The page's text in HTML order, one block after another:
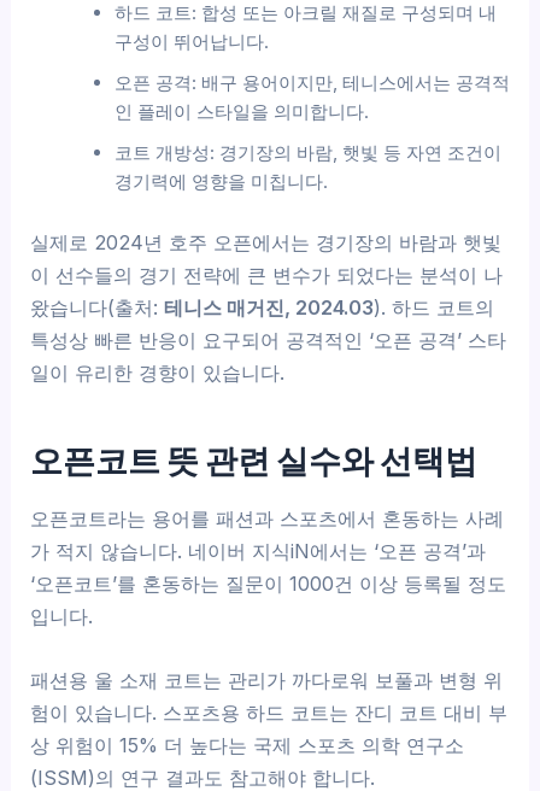
하드 코트: 합성 또는 아크릴 재질로 구성되며 내
구성이 뛰어납니다.
오픈 공격: 배구 용어이지만, 테니스에서는 공격적
인 플레이 스타일을 의미합니다.
코트 개방성: 경기장의 바람, 햇빛 등 자연 조건이
경기력에 영향을 미칩니다.
실제로 2024년 호주 오픈에서는 경기장의 바람과 햇빛
이 선수들의 경기 전략에 큰 변수가 되었다는 분석이 나
왔습니다(출처:테니스 매거진, 2024.03). 하드 코트의
특성상 빠른 반응이 요구되어 공격적인 ‘오픈 공격’ 스타
일이 유리한 경향이 있습니다.
오픈코트 뜻 관련 실수와 선택법
오픈코트라는 용어를 패션과 스포츠에서 혼동하는 사례
가 적지 않습니다. 네이버 지식iN에서는 ‘오픈 공격’과
‘오픈코트’를 혼동하는 질문이 1000건 이상 등록될 정도
입니다.
패션용 울 소재 코트는 관리가 까다로워 보풀과 변형 위
험이 있습니다. 스포츠용 하드 코트는 잔디 코트 대비 부
상 위험이 15% 더 높다는 국제 스포츠 의학 연구소
(ISSM)의 연구 결과도 참고해야 합니다.